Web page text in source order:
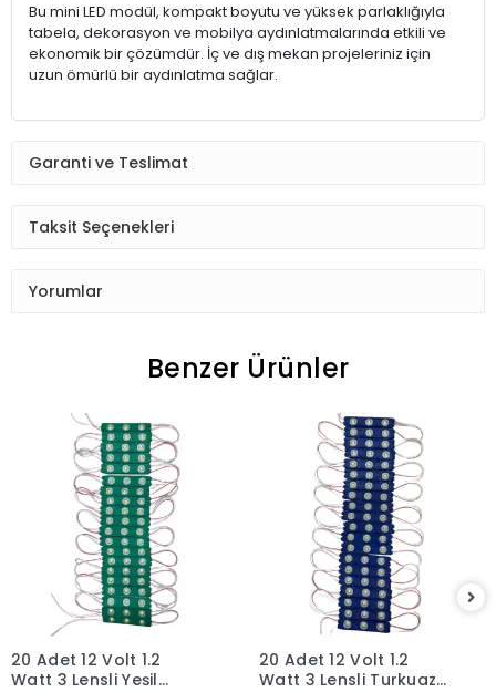
Bu mini LED modül, kompakt boyutu ve yüksek parlaklığıyla
tabela, dekorasyon ve mobilya aydınlatmalarında etkili ve
ekonomik bir çözümdür. İç ve dış mekan projeleriniz için
uzun ömürlü bir aydınlatma sağlar.
Garanti ve Teslimat
Taksit Seçenekleri
Yorumlar
Benzer Ürünler
20 Adet 12 Volt 1.2
Watt 3 Lensli Yeşil
20 Adet 12 Volt 1.2
Watt 3 Lensli Turkuaz